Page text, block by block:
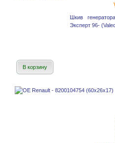
Шкив
Эксперт 96-
В корзину